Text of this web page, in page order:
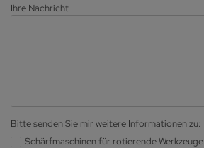
Ihre Nachricht
Bitte senden Sie mir weitere Informationen zu:
Schärfmaschinen für rotierende Werkzeuge